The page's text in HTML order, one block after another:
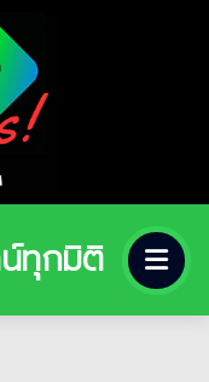
ทุกมิติ